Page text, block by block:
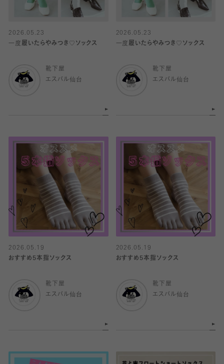
2026.05.23
一度履いたらやみつき♡ソックス
靴下屋
エスパル仙台
2026.05.23
一度履いたらやみつき♡ソックス
靴下屋
エスパル仙台
2026.05.19
おすすめ5本指ソックス
靴下屋
エスパル仙台
2026.05.19
おすすめ5本指ソックス
靴下屋
エスパル仙台